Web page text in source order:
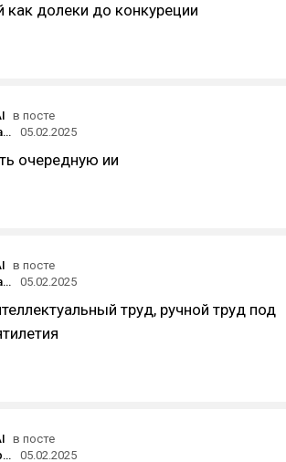
как долеки до конкуреции
в посте
AI-агенты захватят мир? Забудьте! Вот 7 причин, почему это всего лишь хайп
05.02.2025
очередную ии
в посте
AI-агенты захватят мир? Забудьте! Вот 7 причин, почему это всего лишь хайп
05.02.2025
труд, ручной труд под
в посте
Нейросеть создаст веб-приложение, а Softgen обеспечит его дизайн и запуск
05.02.2025